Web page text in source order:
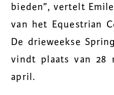
bieden”, vertelt
van het Equestrian
De drieweekse
vindt plaats van 28
april.